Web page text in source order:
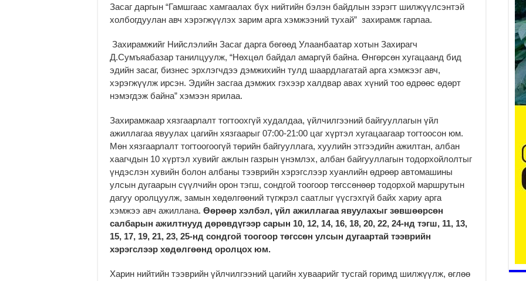
Засаг даргын “Гамшгаас хамгаалах бүх нийтийн бэлэн байдлын зэрэгт шилжүүлсэнтэй
холбогдуулан авч хэрэгжүүлэх зарим арга хэмжээний тухай” захирамж гарлаа.
Захирамжийг Нийслэлийн Засаг дарга бөгөөд Улаанбаатар хотын Захирагч
Д.Сумъяабазар танилцуулж, “Нөхцөл байдал амаргүй байна. Өнгөрсөн хугацаанд бид
эдийн засаг, бизнес эрхлэгчдээ дэмжихийн тулд шаардлагатай арга хэмжээг авч,
хэрэгжүүлж ирсэн. Эдийн засгаа дэмжих гэхээр халдвар авах хүний тоо өдрөөс өдөрт
нэмэгдэж байна” хэмээн ярилаа.
Захирамжаар хязгаарлалт тогтоохгүй худалдаа, үйлчилгээний байгууллагын үйл
ажиллагаа явуулах цагийн хязгаарыг 07:00-21:00 цаг хүртэл хугацаагаар тогтоосон юм.
Мөн хязгаарлалт тогтоогоогүй төрийн байгууллага, хуулийн этгээдийн ажилтан, албан
хаагчдын 10 хүртэл хувийг ажлын газрын үнэмлэх, албан байгууллагын тодорхойлолтыг
үндэслэн хувийн болон албаны тээврийн хэрэгслээр хуанлийн өдрөөр автомашины
улсын дугаарын сүүлчийн орон тэгш, сондгой тоогоор төгссөнөөр тодорхой маршрутын
дагуу оролцуулж, замын хөдөлгөөний түгжрэл саатлыг үүсгэхгүй байх хариу арга
хэмжээ авч ажиллана. Өөрөөр хэлбэл, үйл ажиллагаа явуулахыг зөвшөөрсөн
салбарын ажилтнууд дөрөвдүгээр сарын 10, 12, 14, 16, 18, 20, 22, 24-нд тэгш, 11, 13,
15, 17, 19, 21, 23, 25-нд сондгой тоогоор төгссөн улсын дугаартай тээврийн
хэрэгслээр хөдөлгөөнд оролцох юм.
Харин нийтийн тээврийн үйлчилгээний цагийн хуваарийг тусгай горимд шилжүүлж, өглөө